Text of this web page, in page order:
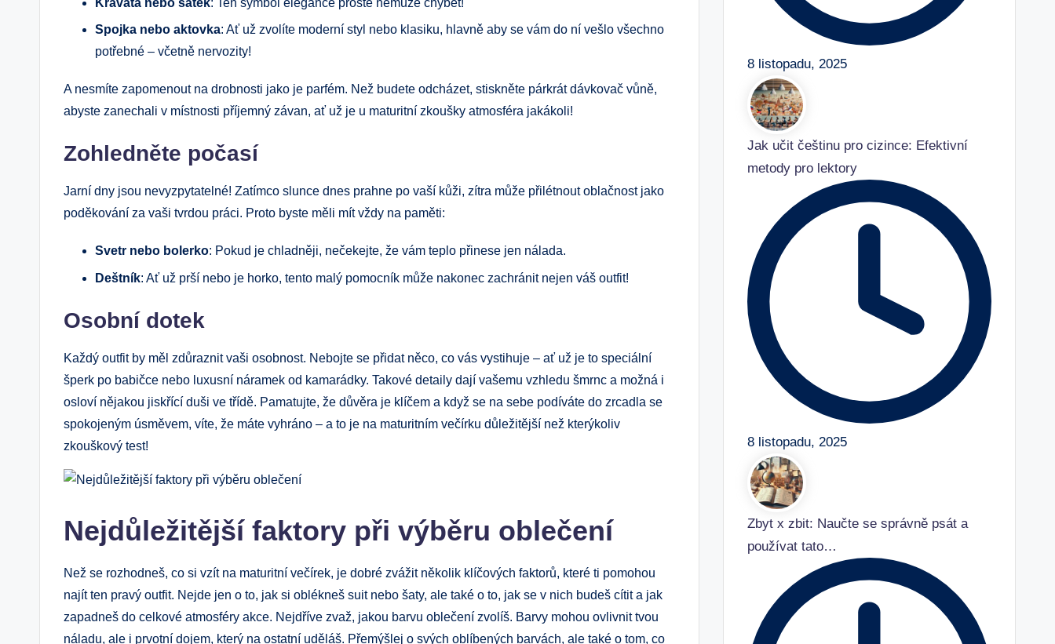
Spojka nebo aktovka: Ať už zvolíte moderní styl nebo klasiku, hlavně aby se vám do ní vešlo všechno
potřebné – včetně nervozity!
A nesmíte zapomenout na drobnosti jako je parfém. Než budete odcházet, stiskněte párkrát dávkovač vůně,
abyste zanechali v místnosti příjemný závan, ať už je u maturitní zkoušky atmosféra jakákoli!
Zohledněte počasí
Jarní dny jsou nevyzpytatelné! Zatímco slunce dnes prahne po vaší kůži, zítra může přilétnout oblačnost jako
poděkování za vaši tvrdou práci. Proto byste měli mít vždy na paměti:
Svetr nebo bolerko: Pokud je chladněji, nečekejte, že vám teplo přinese jen nálada.
Deštník: Ať už prší nebo je horko, tento malý pomocník může nakonec zachránit nejen váš outfit!
Osobní dotek
Každý outfit by měl zdůraznit vaši osobnost. Nebojte se přidat něco, co vás vystihuje – ať už je to speciální
šperk po babičce nebo luxusní náramek od kamarádky. Takové detaily dají vašemu vzhledu šmrnc a možná i
osloví nějakou jiskřící duši ve třídě. Pamatujte, že důvěra je klíčem a když se na sebe podíváte do zrcadla se
spokojeným úsměvem, víte, že máte vyhráno – a to je na maturitním večírku důležitější než kterýkoliv
zkouškový test!
Nejdůležitější faktory při výběru oblečení
Než se rozhodneš, co si vzít na maturitní večírek, je dobré zvážit několik klíčových faktorů, které ti pomohou
najít ten pravý outfit. Nejde jen o to, jak si oblékneš suit nebo šaty, ale také o to, jak se v nich budeš cítit a jak
zapadneš do celkové atmosféry akce. Nejdříve zvaž, jakou barvu oblečení zvolíš. Barvy mohou ovlivnit tvou
náladu, ale i prvotní dojem, který na ostatní uděláš. Přemýšlej o svých oblíbených barvách, ale také o tom, co
8 listopadu, 2025
Jak učit češtinu pro cizince: Efektivní
metody pro lektory
8 listopadu, 2025
Zbyt x zbit: Naučte se správně psát a
používat tato…